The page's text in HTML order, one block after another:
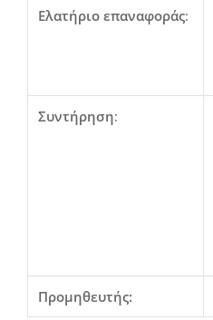
Ελατήριο επαναφοράς:
Συντήρηση:
Προμηθευτής: